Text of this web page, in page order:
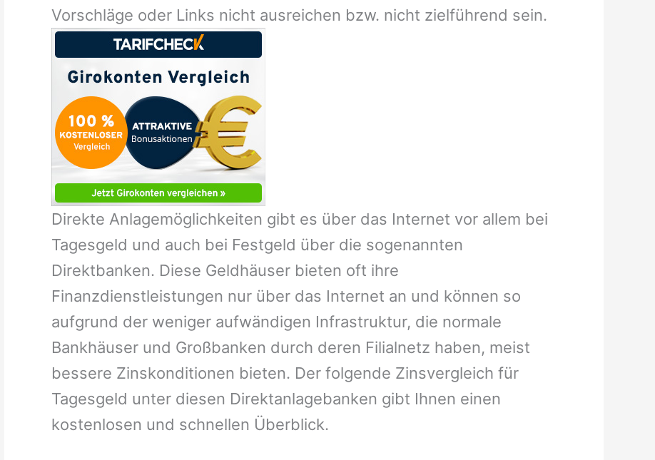
Vorschläge oder Links nicht ausreichen bzw. nicht zielführend sein.
Direkte Anlagemöglichkeiten gibt es über das Internet vor allem bei
Tagesgeld und auch bei Festgeld über die sogenannten
Direktbanken. Diese Geldhäuser bieten oft ihre
Finanzdienstleistungen nur über das Internet an und können so
aufgrund der weniger aufwändigen Infrastruktur, die normale
Bankhäuser und Großbanken durch deren Filialnetz haben, meist
bessere Zinskonditionen bieten. Der folgende Zinsvergleich für
Tagesgeld unter diesen Direktanlagebanken gibt Ihnen einen
kostenlosen und schnellen Überblick.